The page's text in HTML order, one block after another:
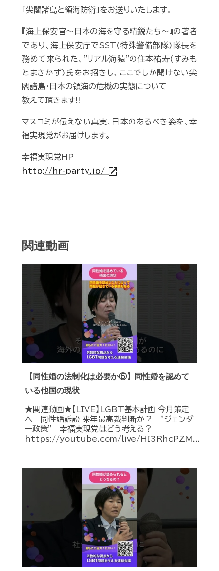
「尖閣諸島と領海防衛」をお送りいたします。
『海上保安官～日本の海を守る精鋭たち～』の著者
であり、海上保安庁でSST(特殊警備部隊)隊長を
務めて来られた、"リアル海猿"の住本祐寿(すみも
とまさかず)氏をお招きし、ここでしか聞けない尖
閣諸島・日本の領海の危機の実態について
教えて頂きます!!
マスコミが伝えない真実、日本のあるべき姿を、幸
福実現党がお届けします。
幸福実現党HP
http://hr-party.jp/ open_in_new
関連動画
【同性婚の法制化は必要か⑤】同性婚を認めて
いる他国の現状
★関連動画★【LIVE】LGBT基本計画 今月策定
へ 同性婚訴訟 来年最高裁判断か？ ”ジェンダ
ー政策” 幸福実現党はどう考える？
https://youtube.com/live/HI3RhcPZM...